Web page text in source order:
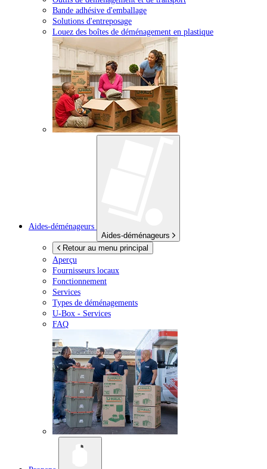
Bande adhésive d'emballage
Solutions d'entreposage
Louez des boîtes de déménagement en plastique
Aides-déménageurs
Aides-déménageurs
Retour au menu principal
Aperçu
Fournisseurs locaux
Fonctionnement
Services
Types de déménagements
U-Box - Services
FAQ